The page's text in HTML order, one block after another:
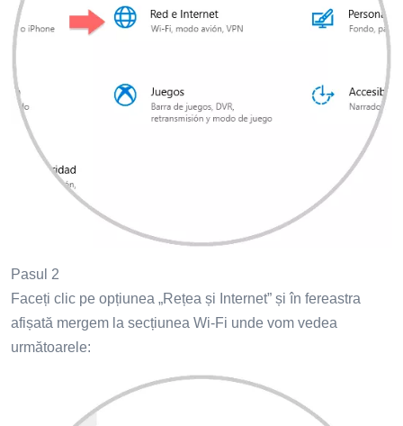
Pasul 2
Faceți clic pe opțiunea „Rețea și Internet” și în fereastra
afișată mergem la secțiunea Wi-Fi unde vom vedea
următoarele: